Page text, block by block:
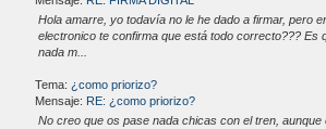
Hola amarre, yo todavía no le he dado a firmar, pero
electronico te confirma que está todo correcto??? Es
nada m...
Tema: ¿como priorizo?
Mensaje: RE: ¿como priorizo?
No creo que os pase nada chicas con el tren,